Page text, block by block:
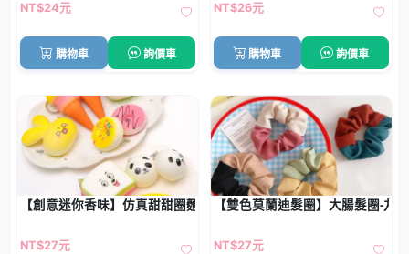
NT$24元
購物車 詢價車
NT$26元
購物車 詢價車
【創意迷你香味】仿真甜甜圈麵包鑰匙圈 - 香蕉包包吊飾
NT$27元
【雙色莫蘭迪髮圈】大腸髮圈-丸
NT$27元